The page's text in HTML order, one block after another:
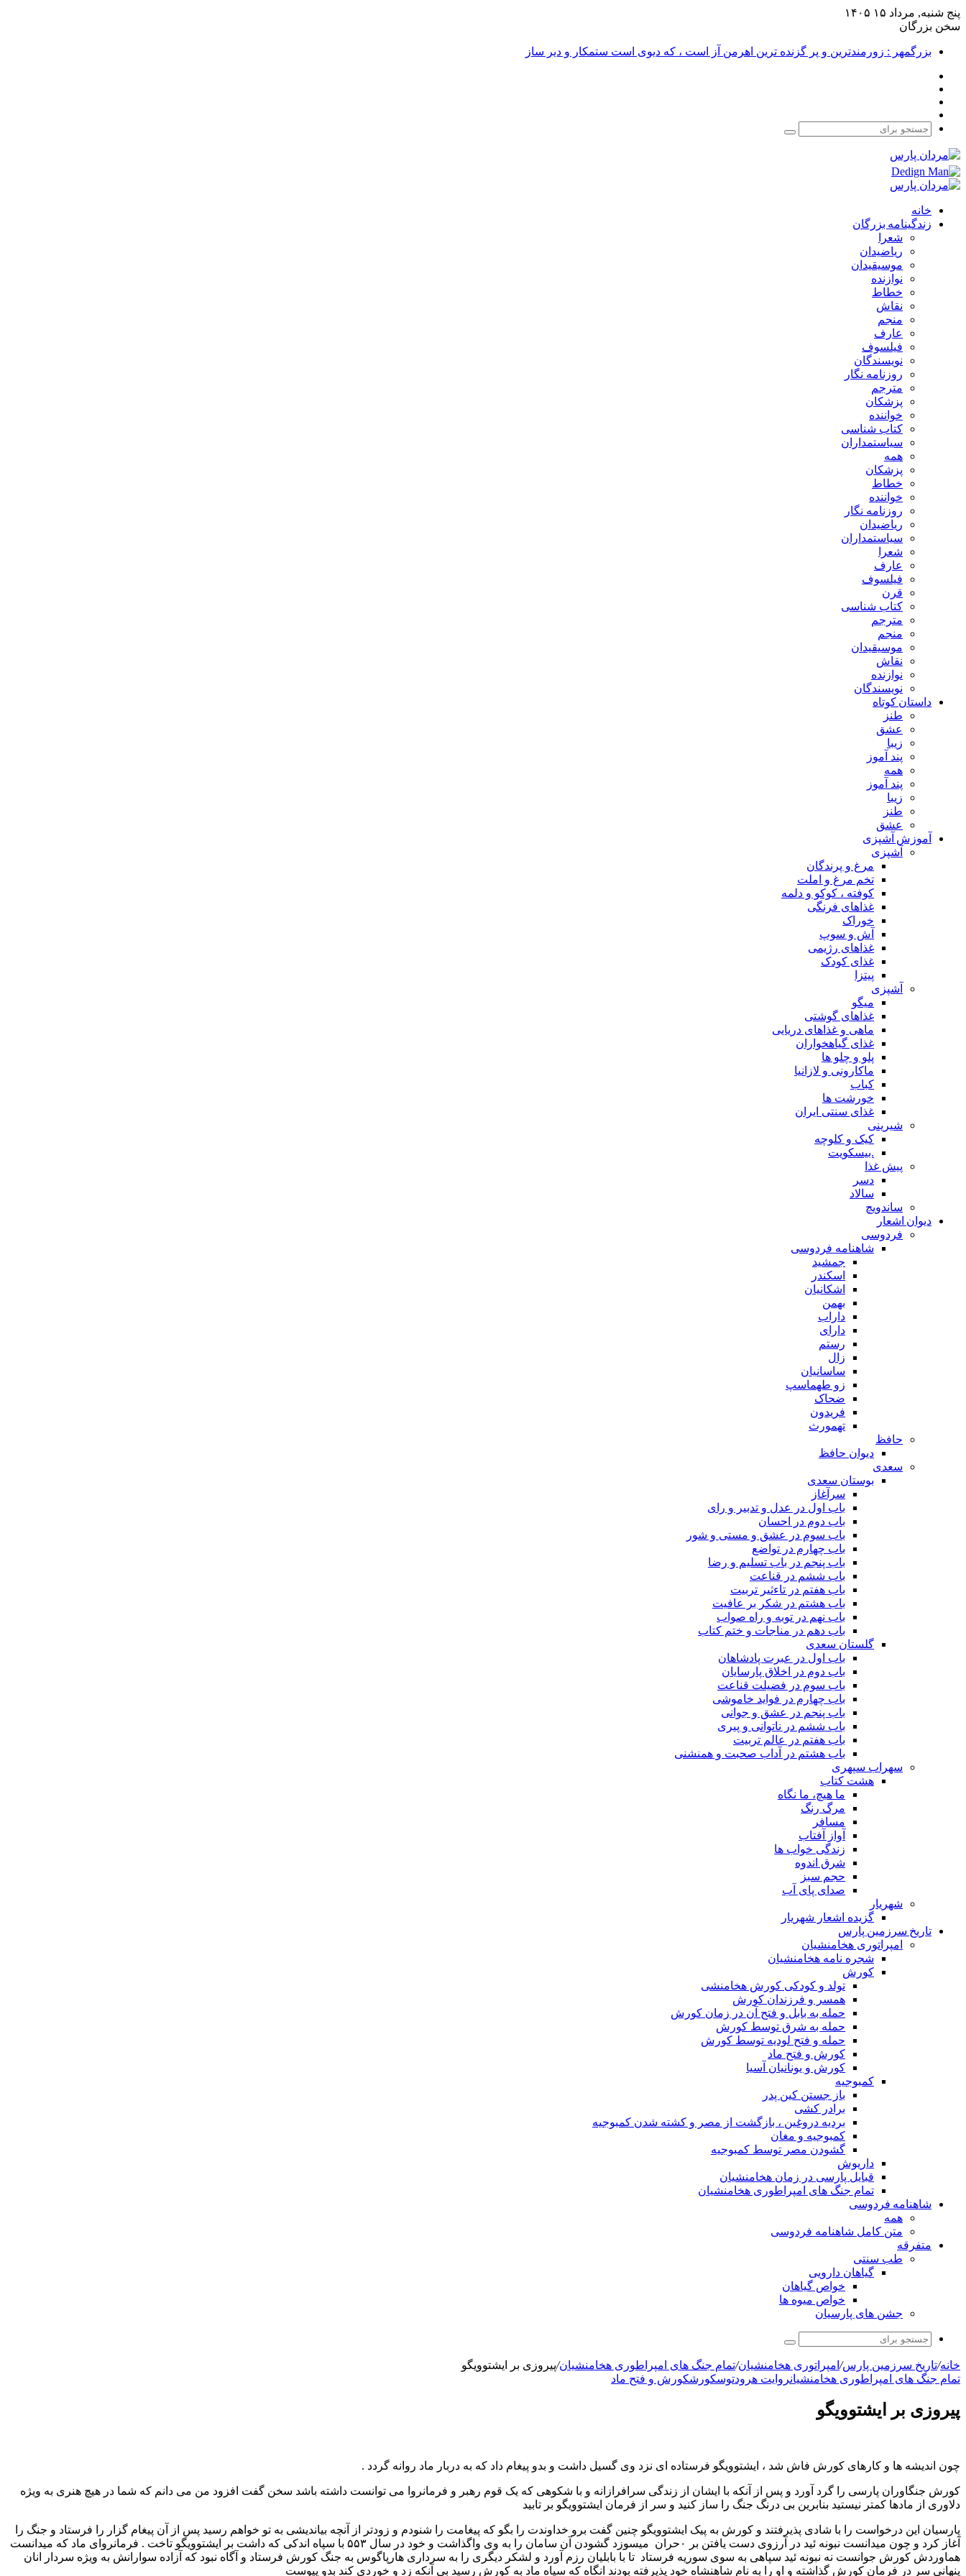
پنج شنبه, مرداد ۱۵ ۱۴۰۵
سخن بزرگان
بزرگمهر : زورمندترین و پر گزنده ترین اهرمن آز است ، که دیوی است ستمکار و دیر ساز
جستجو
خانه
زندگینامه بزرگان
شعرا
ریاضیدان
موسیقیدان
نوازنده
خطاط
نقاش
منجم
عارف
فیلسوف
نویسندگان
روزنامه نگار
مترجم
پزشکان
خواننده
کتاب شناسی
سیاستمداران
همه
پزشکان
خطاط
خواننده
روزنامه نگار
ریاضیدان
سیاستمداران
شعرا
عارف
فیلسوف
قرن
کتاب شناسی
مترجم
منجم
موسیقیدان
نقاش
نوازنده
نویسندگان
داستان کوتاه
طنز
عشق
زیبا
پند آموز
همه
پند آموز
زیبا
طنز
عشق
آموزش آشپزی
آشپزی
مرغ و پرندگان
تخم مرغ و املت
کوفته ، کوکو و دلمه
غذاهای فرنگی
خوراک
آش و سوپ
غذاهای رژیمی
غذای کودک
پیتزا
آشپزی
میگو
غذاهای گوشتی
ماهی و غذاهای دریایی
غذای گیاهخواران
پلو و چلو ها
ماکارونی و لازانیا
کباب
خورشت ها
غذای سنتی ایران
شیرینی
کیک و کلوچه
.بیسکویت
پیش غذا
دسر
سالاد
ساندویچ
دیوان اشعار
فردوسی
شاهنامه فردوسی
جمشید
اسکندر
اشکانیان
بهمن
داراب
دارای
رستم
زال
ساسانیان
زو طهماسپ‏
ضحاک
فریدون
تهمورث
حافظ
دیوان حافظ
سعدی
بوستان سعدی
سرآغاز
باب اول در عدل و تدبیر و رای
باب دوم در احسان
باب سوم در عشق و مستی و شور
باب چهارم در تواضع
باب پنجم در باب تسلیم و رضا
باب ششم در قناعت
باب هفتم در تاءثیر تربیت
باب هشتم در شکر بر عافیت
باب نهم در توبه و راه صواب
باب دهم در مناجات و ختم کتاب
گلستان سعدی
باب اول در عبرت پادشاهان
باب دوم در اخلاق پارسایان
باب سوم در فضیلت قناعت
باب چهارم در فواید خاموشى
باب پنجم در عشق و جوانى
باب ششم در ناتوانى و پیرى
باب هفتم در عالم تربیت
باب هشتم در آداب صحبت و همنشنى
سهراب سپهری
هشت کتاب
ما هیچ، ما نگاه
مرگ رنگ
مسافر
آواز آفتاب
زندگی خواب ها
شرق اندوه
حجم سبز
صدای پای آب
شهریار
گزیده اشعار شهریار
تاریخ سرزمین پارس
امپراتوری هخامنشیان
شجره نامه هخامنشیان
کورش
تولد و کودکی کورش هخامنشی
همسر و فرزندان کورش
حمله به بابل و فتح آن در زمان کورش
حمله به شرق توسط کورش
حمله و فتح لودیه توسط کورش
کورش و فتح ماد
کورش و یونانیان آسیا
کمبوجیه
باز جستن کین پدر
برادر کشی
بردیه دروغین ، بازگشت از مصر و کشته شدن کمبوجیه
کمبوجیه و مغان
گشودن مصر توسط کمبوجیه
داریوش
قبایل پارسی در زمان هخامنشیان
تمام جنگ های امپراطوری هخامنشیان
شاهنامه فردوسی
همه
متن کامل شاهنامه فردوسی
متفرقه
طب سنتی
گیاهان دارویی
خواص گیاهان
خواص میوه ها
جشن های پارسیان
جستجو
برای
خانه/تاریخ سرزمین پارس/ امپراتوری هخامنشیان/تمام جنگ های امپراطوری هخامنشیان/پیروزی بر ایشتوویگو
تمام جنگ های امپراطوری هخامنشیانروایت هرودتوسکورشکورش و فتح ماد
پیروزی بر ایشتوویگو
چون اندیشه ها و کارهای کورش فاش شد ، ایشتوویگو فرستاده ای نزد وی گسیل داشت و بدو پیغام داد که به دربار ماد روانه گردد .
کورش جنگاوران پارسی را گرد آورد و پس از آنکه با ایشان از زندگی سرافرازانه و با شکوهی که یک قوم رهبر و فرمانروا می توانست داشته باشد سخن گفت افزود من می دانم که شما در هیچ هنری به ویژه
دلاوری از مادها کمتر نیستید بنابرین بی درنگ جنگ را ساز کنید و سر از فرمان ایشتوویگو بر تابید
پارسیان این درخواست را با شادی پذیرفتند و کورش به پیک ایشتوویگو چنین گفت برو خداوندت را بگو که پیغامت را شنودم و زودتر از آنچه بیاندیشی به تو خواهم رسید پس از آن پیغام گزار را فرستاد و جنگ را
آغاز کرد و چون میدانست نبونه ئید در آرزوی دست یافتن بر ۰حران میسوزد گشودن آن سامان را به وی واگذاشت و خود در سال ۵۵۳ با سپاه اندکی که داشت بر ایشتوویگو تاخت . فرمانروای ماد که میدانست
هماوردش کورش جوانست نه نبونه ئید سپاهی به سوی سوریه فرستاد تا با بابلیان رزم آورد و لشکر دیگری را به سرداری هارپاگوس به جنگ کورش فرستاد و آگاه نبود که آزاده سوارانش به ویژه سردار انان
پنهانی سر در فرمان کورش گذاشته و او را به نام شاهنشاه خود پذیرفته بودند انگاه که سپاه ماد به کورش رسید بی آنکه زد و خوردی کند بدو پیوست